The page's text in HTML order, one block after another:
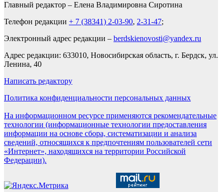
Главный редактор – Елена Владимировна Сиротина
Телефон редакции + 7 (38341) 2-03-90, 2-31-47;
Электронный адрес редакции – berdskienovosti@yandex.ru
Адрес редакции: 633010, Новосибирская область, г. Бердск, ул.
Ленина, 40
Написать редактору
Политика конфиденциальности персональных данных
На информационном ресурсе применяются рекомендательные
технологии (информационные технологии предоставления
информации на основе сбора, систематизации и анализа
сведений, относящихся к предпочтениям пользователей сети
«Интернет», находящихся на территории Российской
Федерации).